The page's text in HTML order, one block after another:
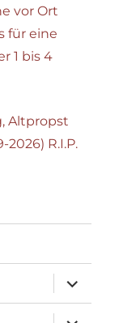
vor Ort
für eine
1 bis 4
Altpropst
2026) R.I.P.
öffnen